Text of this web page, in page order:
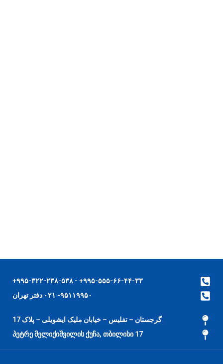
۹۹۵-۵۵۵-۶۶-۴۴-۳۳+ - ۹۹۵-۳۲۲-۲۳۸-۵۳۸+
۹۵۱۱۹۹۵۰- ۰۲۱ دفتر تهران
گرجستان – تفلیس – خیابان ملیک ایشویلی – پلاک 17
17 პეტრე მელიქიშვილის ქუჩა, თბილისი